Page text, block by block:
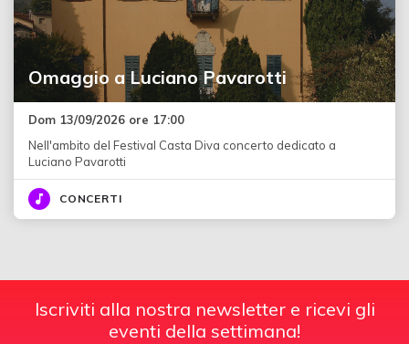
Omaggio a Luciano Pavarotti
Dom 13/09/2026 ore 17:00
Nell'ambito del Festival Casta Diva concerto dedicato a
Luciano Pavarotti
CONCERTI
Iscriviti alla nostra newsletter e ricevi gli
eventi della settimana!